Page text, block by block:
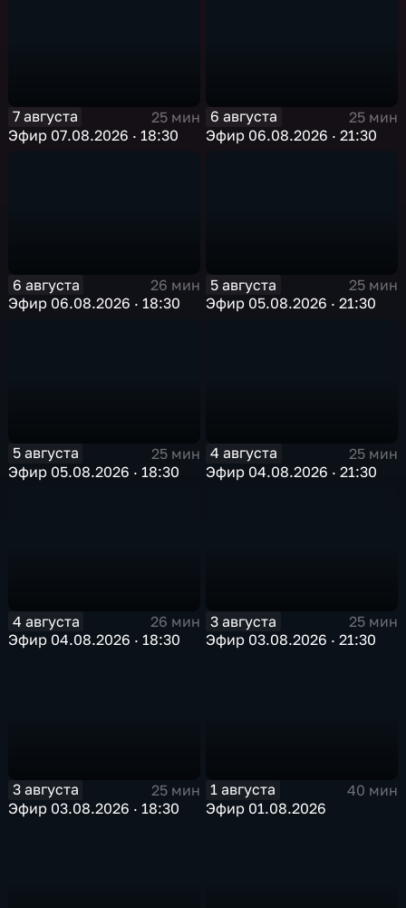
7 августа
25 мин
Эфир 07.08.2026 · 18:30
6 августа
25 мин
Эфир 06.08.2026 · 21:30
6 августа
26 мин
Эфир 06.08.2026 · 18:30
5 августа
25 мин
Эфир 05.08.2026 · 21:30
5 августа
25 мин
Эфир 05.08.2026 · 18:30
4 августа
25 мин
Эфир 04.08.2026 · 21:30
4 августа
26 мин
Эфир 04.08.2026 · 18:30
3 августа
25 мин
Эфир 03.08.2026 · 21:30
3 августа
25 мин
Эфир 03.08.2026 · 18:30
1 августа
40 мин
Эфир 01.08.2026